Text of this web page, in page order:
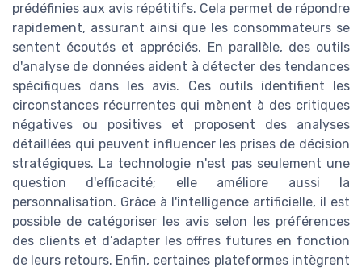
prédéfinies aux avis répétitifs. Cela permet de répondre
rapidement, assurant ainsi que les consommateurs se
sentent écoutés et appréciés. En parallèle, des outils
d'analyse de données aident à détecter des tendances
spécifiques dans les avis. Ces outils identifient les
circonstances récurrentes qui mènent à des critiques
négatives ou positives et proposent des analyses
détaillées qui peuvent influencer les prises de décision
stratégiques. La technologie n'est pas seulement une
question d'efficacité; elle améliore aussi la
personnalisation. Grâce à l'intelligence artificielle, il est
possible de catégoriser les avis selon les préférences
des clients et d’adapter les offres futures en fonction
de leurs retours. Enfin, certaines plateformes intègrent